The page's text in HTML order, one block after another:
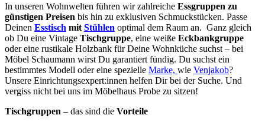
In unseren Wohnwelten führen wir zahlreiche Essgruppen zu
günstigen Preisen bis hin zu exklusiven Schmuckstücken. Passe
Deinen Esstisch mit Stühlen optimal dem Raum an. Ganz gleich
ob Du eine Vintage Tischgruppe, eine weiße Eckbankgruppe
oder eine rustikale Holzbank für Deine Wohnküche suchst – bei
Möbel Schaumann wirst Du garantiert fündig. Du suchst ein
bestimmtes Modell oder eine spezielle Marke, wie Venjakob?
Unsere Einrichtungsexpert:innen helfen Dir bei der Suche. Und
vergiss nicht bei uns im Möbelhaus Probe zu sitzen!
Tischgruppen – das sind die Vorteile